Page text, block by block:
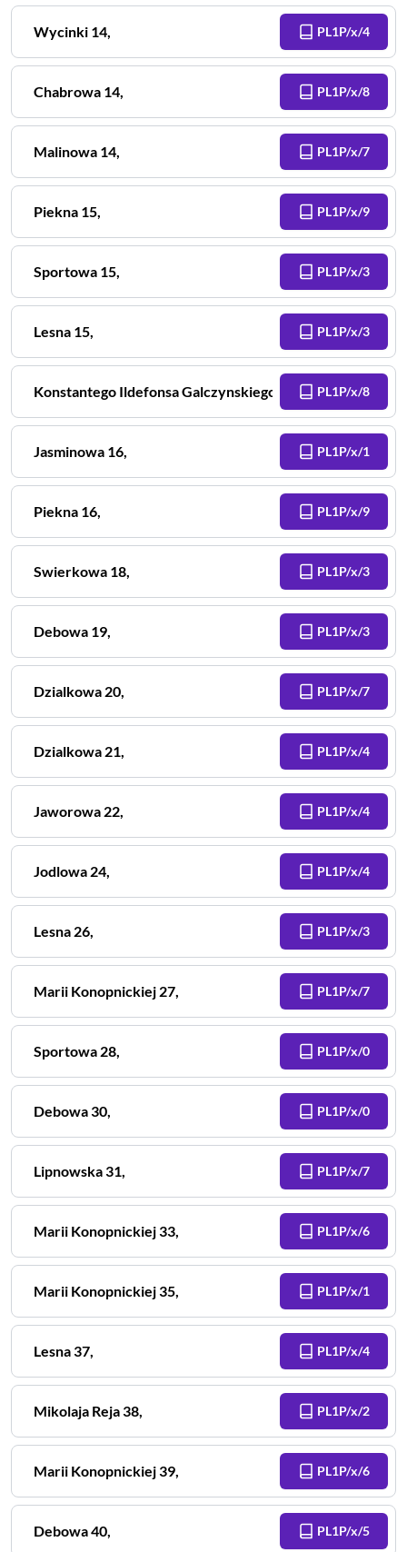
Wycinki 14, PL1P/x/4
Chabrowa 14, PL1P/x/8
Malinowa 14, PL1P/x/7
Piekna 15, PL1P/x/9
Sportowa 15, PL1P/x/3
Lesna 15, PL1P/x/3
Konstantego Ildefonsa Galczynskiego 15A, PL1P/x/8
Jasminowa 16, PL1P/x/1
Piekna 16, PL1P/x/9
Swierkowa 18, PL1P/x/3
Debowa 19, PL1P/x/3
Dzialkowa 20, PL1P/x/7
Dzialkowa 21, PL1P/x/4
Jaworowa 22, PL1P/x/4
Jodlowa 24, PL1P/x/4
Lesna 26, PL1P/x/3
Marii Konopnickiej 27, PL1P/x/7
Sportowa 28, PL1P/x/0
Debowa30, PL1P/x/0
Lipnowska31, PL1P/x/7
Marii Konopnickiej33, PL1P/x/6
Marii Konopnickiej35, PL1P/x/1
Lesna37, PL1P/x/4
Mikolaja Reja38, PL1P/x/2
Marii Konopnickiej39, PL1P/x/6
Debowa40, PL1P/x/5